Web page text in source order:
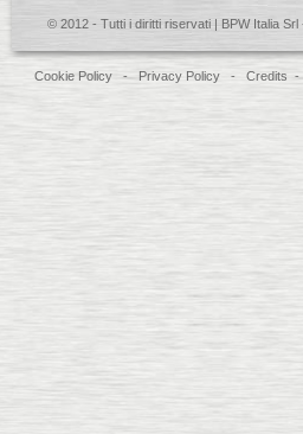
© 2012 - Tutti i diritti riservati | BPW Italia
Cookie Policy - Privacy Policy - Credits -